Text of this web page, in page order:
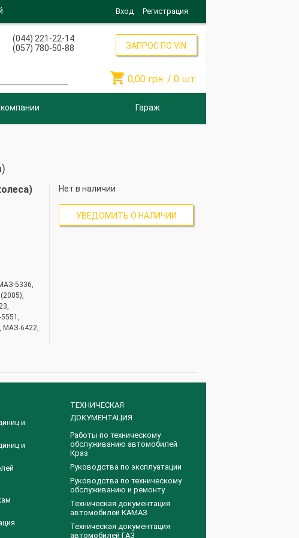
Вход Регистрация
(044) 221-22-14
(057) 780-50-88
ЗАПРОС ПО VIN
 0,00 грн. / 0 шт.
Гараж
5336,
МАЗ-6422,
Нет в наличии
УВЕДОМИТЬ О НАЛИЧИИ
и
и
ТЕХНИЧЕСКАЯ
ДОКУМЕНТАЦИЯ
Работы по техническому
обслуживанию автомобилей
Краз
Руководства по эксплуатации
Руководства по техническому
обслуживанию и ремонту
Техническая документация
автомобилей КАМАЗ
Техническая документация
автомобилей ГАЗ